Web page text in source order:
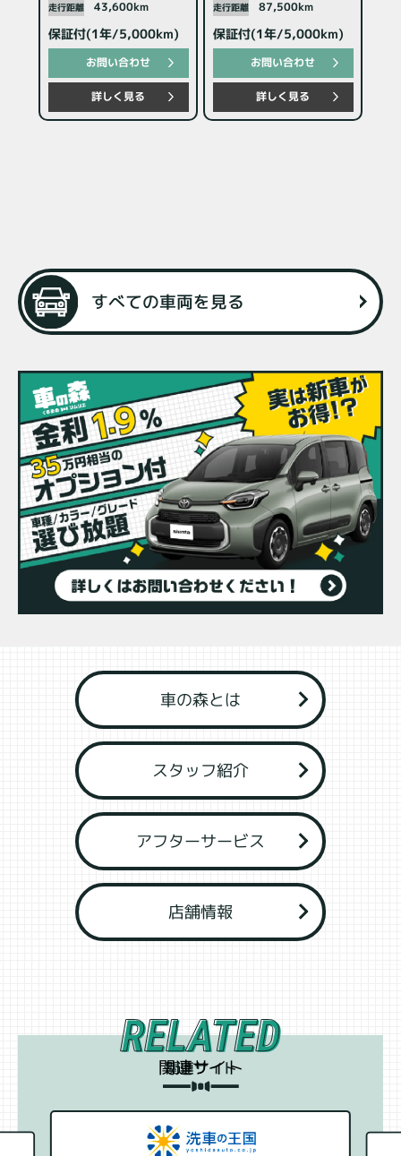
走行距離 43,600km
保証付(1年/5,000km)
お問い合わせ
詳しく見る
走行距離 87,500km
保証付(1年/5,000km)
お問い合わせ
詳しく見る
すべての車両を見る
車の森とは
スタッフ紹介
アフターサービス
店舗情報
来店予約
関連サイト